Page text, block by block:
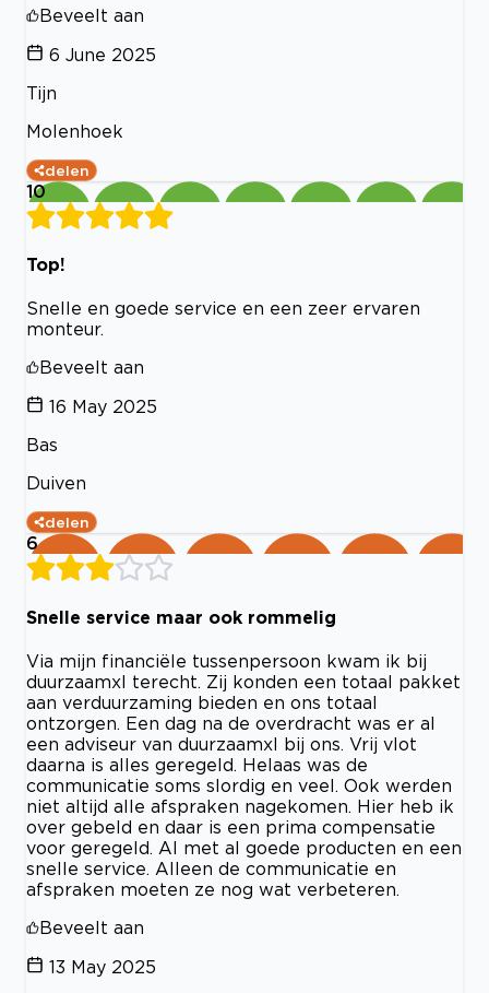
Beveelt aan
6 June 2025
Tijn
Molenhoek
delen
10
Top!
Snelle en goede service en een zeer ervaren
monteur.
Beveelt aan
16 May 2025
Bas
Duiven
delen
6
Snelle service maar ook rommelig
Via mijn financiële tussenpersoon kwam ik bij
duurzaamxl terecht. Zij konden een totaal pakket
aan verduurzaming bieden en ons totaal
ontzorgen. Een dag na de overdracht was er al
een adviseur van duurzaamxl bij ons. Vrij vlot
daarna is alles geregeld. Helaas was de
communicatie soms slordig en veel. Ook werden
niet altijd alle afspraken nagekomen. Hier heb ik
over gebeld en daar is een prima compensatie
voor geregeld. Al met al goede producten en een
snelle service. Alleen de communicatie en
afspraken moeten ze nog wat verbeteren.
Beveelt aan
13 May 2025